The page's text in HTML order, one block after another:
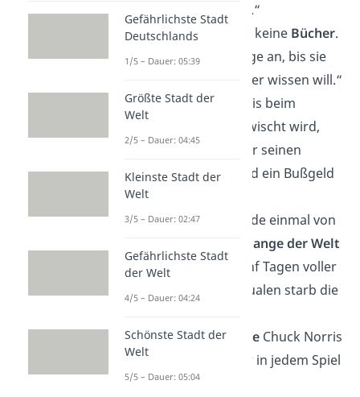
Norris kann sehen.“
„Chuck Norris liest keine Bücher.
Er starrt sie so lange an, bis sie
ihm erzählen, was er wissen will.“
„Wenn Chuck Norris beim
erwischt wird,
muss der Schaffner seinen
Ausweis zeigen und ein Bußgeld
zahlen.“
„Chuck Norris wurde einmal von
giftigsten Schlange der Welt
gebissen. Nach fünf Tagen voller
Schmerzen und Qualen starb die
„Wer beimScrabble Chuck Norris
legt, hat für immer in jedem Spiel
gewonnen.“
Gefährlichste Stadt
Deutschlands
1/5 – Dauer: 05:39
Größte Stadt der
Welt
2/5 – Dauer: 04:45
Kleinste Stadt der
Welt
3/5 – Dauer: 02:47
Gefährlichste Stadt
der Welt
4/5 – Dauer: 04:24
Schönste Stadt der
Welt
5/5 – Dauer: 05:04